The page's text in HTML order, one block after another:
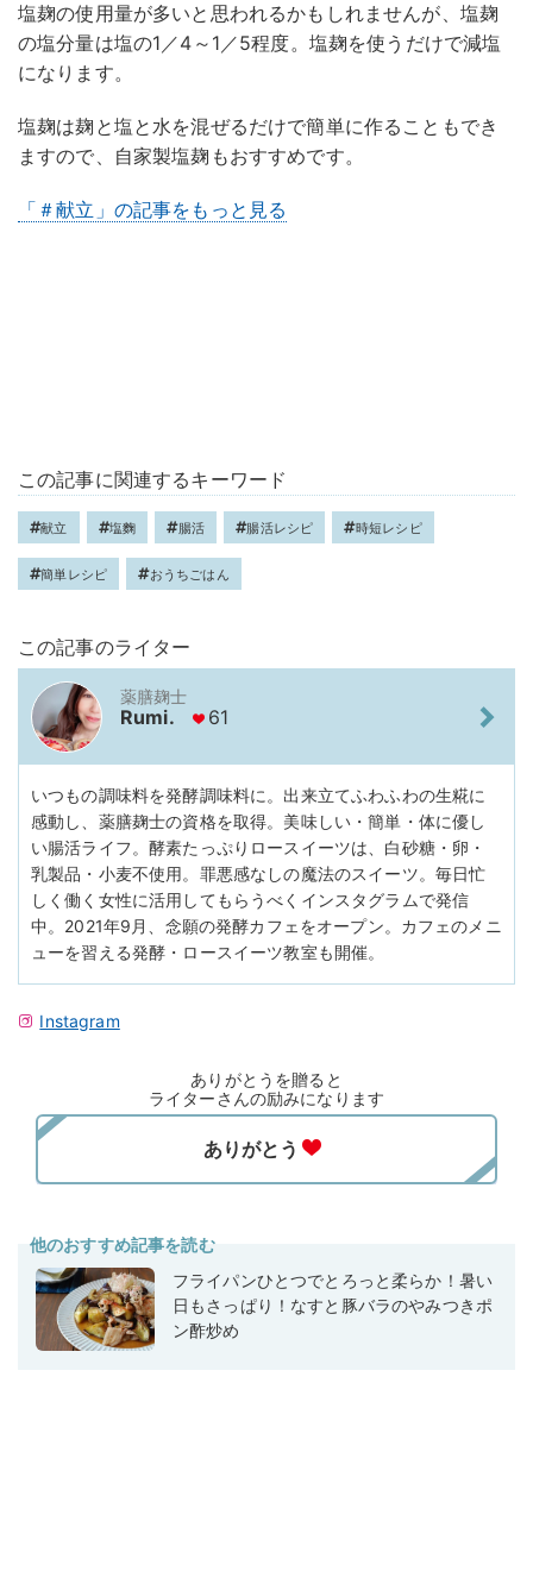
塩麹の使用量が多いと思われるかもしれませんが、塩麹
の塩分量は塩の1／4～1／5程度。塩麹を使うだけで減塩
になります。
塩麹は麹と塩と水を混ぜるだけで簡単に作ることもでき
ますので、自家製塩麹もおすすめです。
「＃献立」の記事をもっと見る
この記事に関連するキーワード
献立 塩麴 腸活 腸活レシピ 時短レシピ
簡単レシピ おうちごはん
この記事のライター
薬膳麹士
Rumi. 61
いつもの調味料を発酵調味料に。出来立てふわふわの生糀に
感動し、薬膳麹士の資格を取得。美味しい・簡単・体に優し
い腸活ライフ。酵素たっぷりロースイーツは、白砂糖・卵・
乳製品・小麦不使用。罪悪感なしの魔法のスイーツ。毎日忙
しく働く女性に活用してもらうべくインスタグラムで発信
中。2021年9月、念願の発酵カフェをオープン。カフェのメニ
ューを習える発酵・ロースイーツ教室も開催。
Instagram
ありがとうを贈ると
ライターさんの励みになります
他のおすすめ記事を読む
フライパンひとつでとろっと柔らか！暑い
日もさっぱり！なすと豚バラのやみつきポ
ン酢炒め